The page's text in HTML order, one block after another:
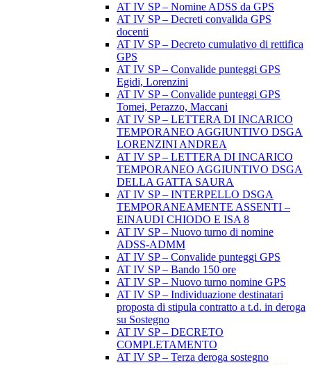
AT IV SP – Nomine ADSS da GPS
AT IV SP – Decreti convalida GPS
docenti
AT IV SP – Decreto cumulativo di rettifica
GPS
AT IV SP – Convalide punteggi GPS
Egidi, Lorenzini
AT IV SP – Convalide punteggi GPS
Tomei, Perazzo, Maccani
AT IV SP – LETTERA DI INCARICO
TEMPORANEO AGGIUNTIVO DSGA
LORENZINI ANDREA
AT IV SP – LETTERA DI INCARICO
TEMPORANEO AGGIUNTIVO DSGA
DELLA GATTA SAURA
AT IV SP – INTERPELLO DSGA
TEMPORANEAMENTE ASSENTI –
EINAUDI CHIODO E ISA 8
AT IV SP – Nuovo turno di nomine
ADSS-ADMM
AT IV SP – Convalide punteggi GPS
AT IV SP – Bando 150 ore
AT IV SP – Nuovo turno nomine GPS
AT IV SP – Individuazione destinatari
proposta di stipula contratto a t.d. in deroga
su Sostegno
AT IV SP – DECRETO
COMPLETAMENTO
AT IV SP – Terza deroga sostegno